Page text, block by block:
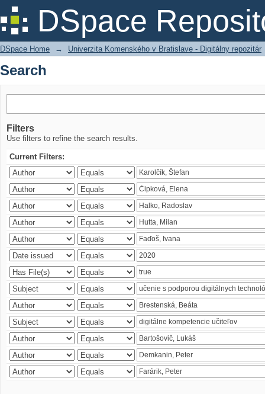
DSpace
Search
DSpace Home → Univerzita Komenského v Bratislave - Digitálny repozitár
Search
Filters
Use filters to refine the search results.
Current Filters: